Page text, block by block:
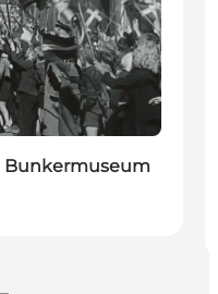
Bunkermuseum